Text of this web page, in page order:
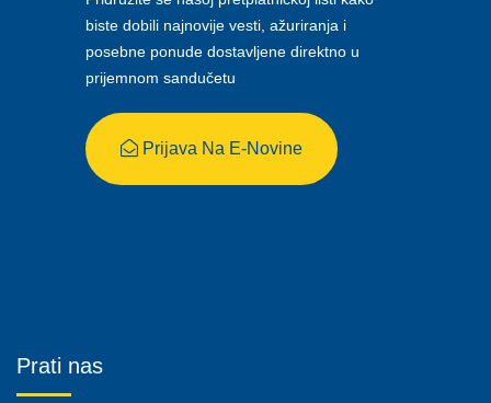
biste dobili najnovije vesti, ažuriranja i
posebne ponude dostavljene direktno u
prijemnom sandučetu
Prijava Na E-Novine
Prati nas